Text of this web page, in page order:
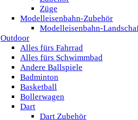
Züge
Modelleisenbahn-Zubehör
Modelleisenbahn-
Outdoor
Alles fürs Fahrrad
Alles fürs Schwimmbad
Andere Ballspiele
Badminton
Basketball
Bollerwagen
Dart
Dart Zubehör